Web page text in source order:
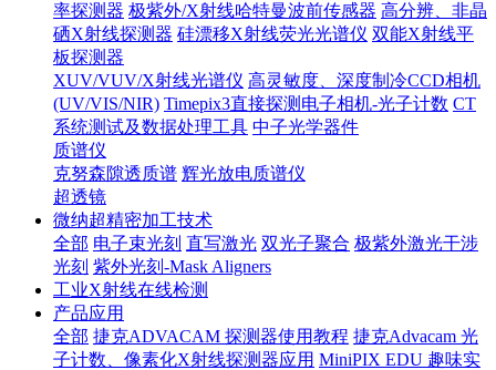
率探测器 极紫外/X射线哈特曼波前传感器 高分辨、非晶
硒X射线探测器 硅漂移X射线荧光光谱仪 双能X射线平
板探测器
XUV/VUV/X射线光谱仪 高灵敏度、深度制冷CCD相机
(UV/VIS/NIR) Timepix3直接探测电子相机-光子计数 CT
系统测试及数据处理工具 中子光学器件
质谱仪
克努森隙透质谱 辉光放电质谱仪
超透镜
微纳超精密加工技术
全部 电子束光刻 直写激光 双光子聚合 极紫外激光干涉
光刻 紫外光刻-Mask Aligners
工业X射线在线检测
产品应用
全部 捷克ADVACAM 探测器使用教程 捷克Advacam 光
子计数、像素化X射线探测器应用 MiniPIX EDU 趣味实